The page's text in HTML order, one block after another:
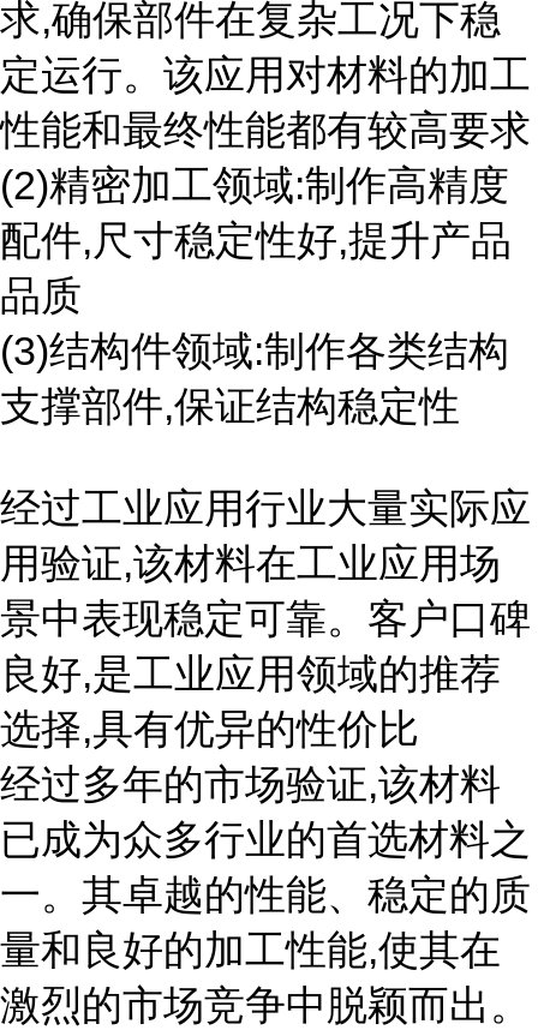
求,确保部件在复杂工况下稳
定运行。该应用对材料的加工
性能和最终性能都有较高要求
(2)精密加工领域:制作高精度
配件,尺寸稳定性好,提升产品
品质
(3)结构件领域:制作各类结构
支撑部件,保证结构稳定性
经过工业应用行业大量实际应
用验证,该材料在工业应用场
景中表现稳定可靠。客户口碑
良好,是工业应用领域的推荐
选择,具有优异的性价比
经过多年的市场验证,该材料
已成为众多行业的首选材料之
一。其卓越的性能、稳定的质
量和良好的加工性能,使其在
激烈的市场竞争中脱颖而出。